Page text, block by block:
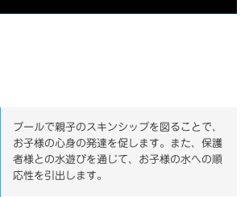
プールで親子のスキンシップを図ることで、
お子様の心身の発達を促します。また、保護
者様との水遊びを通じて、お子様の水への順
応性を引出します。